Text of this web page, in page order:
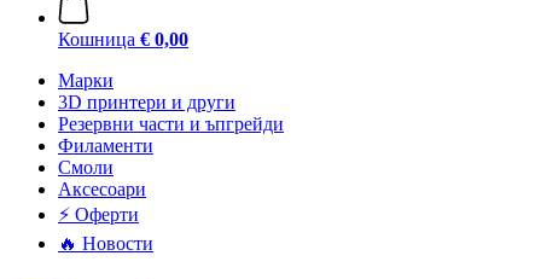
Кошница € 0,00
Mарки
3D принтери и други
Резервни части и ъпгрейди
Филаменти
Смоли
Аксесоари
⚡ Оферти
🔥 Новости